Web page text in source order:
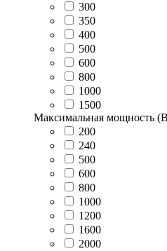
300
350
400
500
600
800
1000
1500
Максимальная мощность
200
240
500
600
800
1000
1200
1600
2000